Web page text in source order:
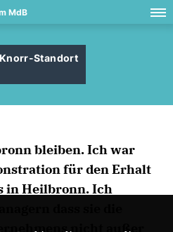
MdB
Standort
bleiben. Ich war
für den Erhalt
in Heilbronn. Ich
dass sie die
nicht außer